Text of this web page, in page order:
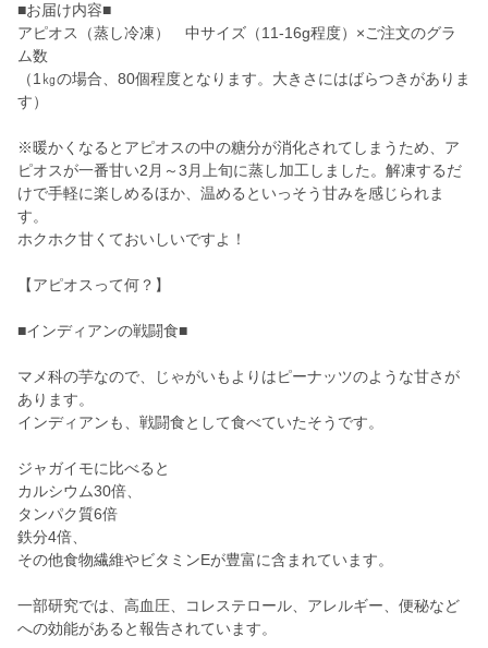
■お届け内容■
アピオス（蒸し冷凍） 中サイズ（11-16g程度）×ご注文のグラ
ム数
（1㎏の場合、80個程度となります。大きさにはばらつきがありま
す）
※暖かくなるとアピオスの中の糖分が消化されてしまうため、ア
ピオスが一番甘い2月～3月上旬に蒸し加工しました。解凍するだ
けで手軽に楽しめるほか、温めるといっそう甘みを感じられま
す。
ホクホク甘くておいしいですよ！
【アピオスって何？】
■インディアンの戦闘食■
マメ科の芋なので、じゃがいもよりはピーナッツのような甘さが
あります。
インディアンも、戦闘食として食べていたそうです。
ジャガイモに比べると
カルシウム30倍、
タンパク質6倍
鉄分4倍、
その他食物繊維やビタミンEが豊富に含まれています。
一部研究では、高血圧、コレステロール、アレルギー、便秘など
への効能があると報告されています。